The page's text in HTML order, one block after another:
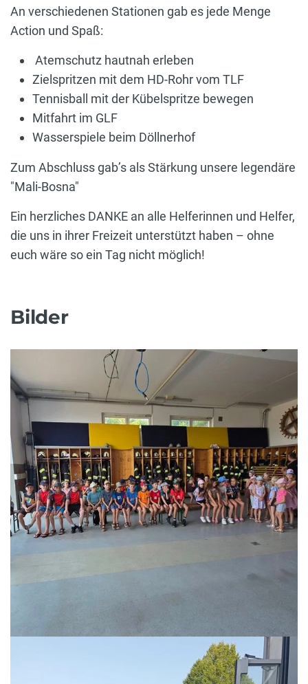
An verschiedenen Stationen gab es jede Menge
Action und Spaß:
Atemschutz hautnah erleben
Zielspritzen mit dem HD-Rohr vom TLF
Tennisball mit der Kübelspritze bewegen
Mitfahrt im GLF
Wasserspiele beim Döllnerhof
Zum Abschluss gab’s als Stärkung unsere legendäre
"Mali-Bosna"
Ein herzliches DANKE an alle Helferinnen und Helfer,
die uns in ihrer Freizeit unterstützt haben – ohne
euch wäre so ein Tag nicht möglich!
Bilder